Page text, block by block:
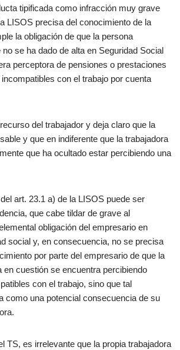
tipificada como infracción muy grave
LISOS precisa del conocimiento de la
la obligación de que la persona
se ha dado de alta en Seguridad Social
perceptora de pensiones o prestaciones
con el trabajo por cuenta
del trabajador y deja claro que la
y que en indiferente que la trabajadora
que ha ocultado estar percibiendo una
art. 23.1 a) de la LISOS puede ser
que cabe tildar de grave al
obligación del empresario en
social y, en consecuencia, no se precisa
por parte del empresario de que la
en cuestión se encuentra percibiendo
con el trabajo, sino que tal
como una potencial consecuencia de su
TS, es irrelevante que la propia trabajadora